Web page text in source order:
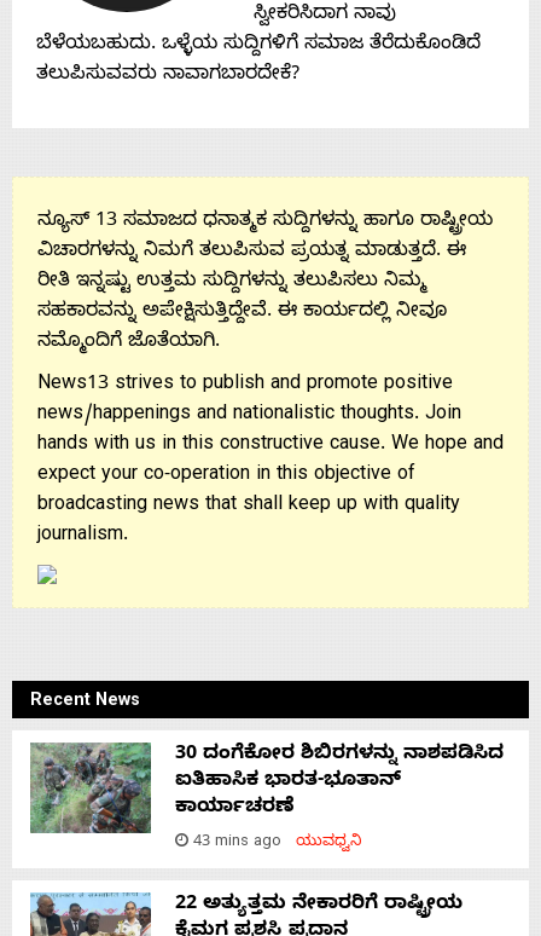
ಸ್ವೀಕರಿಸಿದಾಗ ನಾವು
ಬೆಳೆಯಬಹುದು. ಒಳ್ಳೆಯ ಸುದ್ದಿಗಳಿಗೆ ಸಮಾಜ ತೆರೆದುಕೊಂಡಿದೆ
ತಲುಪಿಸುವವರು ನಾವಾಗಬಾರದೇಕೆ?
ನ್ಯೂಸ್ 13 ಸಮಾಜದ ಧನಾತ್ಮಕ ಸುದ್ದಿಗಳನ್ನು ಹಾಗೂ ರಾಷ್ಟ್ರೀಯ
ವಿಚಾರಗಳನ್ನು ನಿಮಗೆ ತಲುಪಿಸುವ ಪ್ರಯತ್ನ ಮಾಡುತ್ತದೆ. ಈ
ರೀತಿ ಇನ್ನಷ್ಟು ಉತ್ತಮ ಸುದ್ದಿಗಳನ್ನು ತಲುಪಿಸಲು ನಿಮ್ಮ
ಸಹಕಾರವನ್ನು ಅಪೇಕ್ಷಿಸುತ್ತಿದ್ದೇವೆ. ಈ ಕಾರ್ಯದಲ್ಲಿ ನೀವೂ
ನಮ್ಮೊಂದಿಗೆ ಜೊತೆಯಾಗಿ.
News13 strives to publish and promote positive
news/happenings and nationalistic thoughts. Join
hands with us in this constructive cause. We hope and
expect your co-operation in this objective of
broadcasting news that shall keep up with quality
journalism.
Recent News
30 ದಂಗೆಕೋರ ಶಿಬಿರಗಳನ್ನು ನಾಶಪಡಿಸಿದ
ಐತಿಹಾಸಿಕ ಭಾರತ-ಭೂತಾನ್
ಕಾರ್ಯಾಚರಣೆ
43 mins ago ಯುವಧ್ವನಿ
22 ಅತ್ಯುತ್ತಮ ನೇಕಾರರಿಗೆ ರಾಷ್ಟ್ರೀಯ